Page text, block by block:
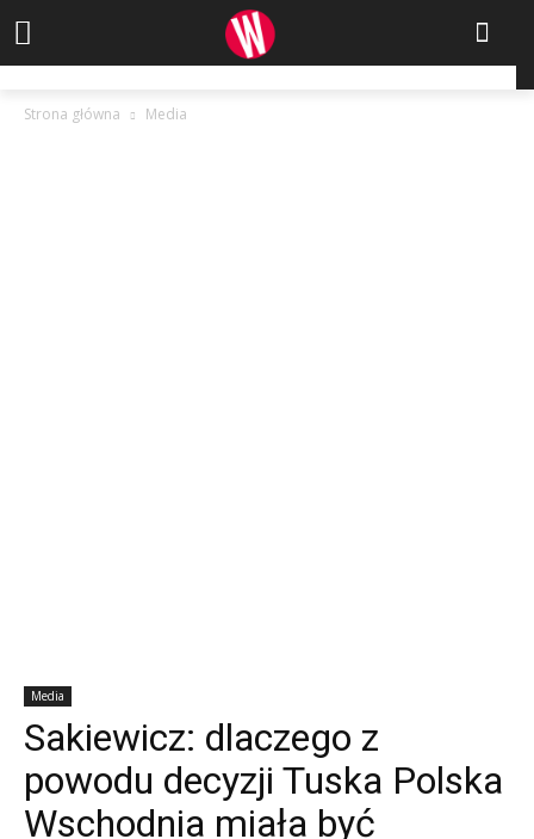
Strona główna Media
Media
Sakiewicz: dlaczego z
powodu decyzji Tuska Polska
Wschodnia miała być